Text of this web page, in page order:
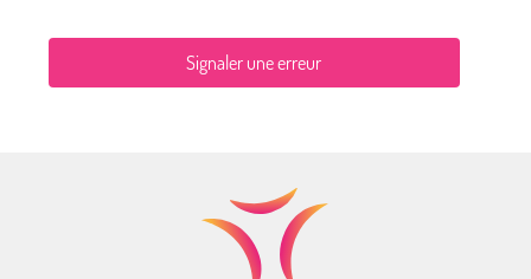
Signaler une erreur